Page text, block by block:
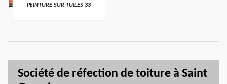
PEINTURE SUR TUILES 33
Société de réfection de toiture à Saint